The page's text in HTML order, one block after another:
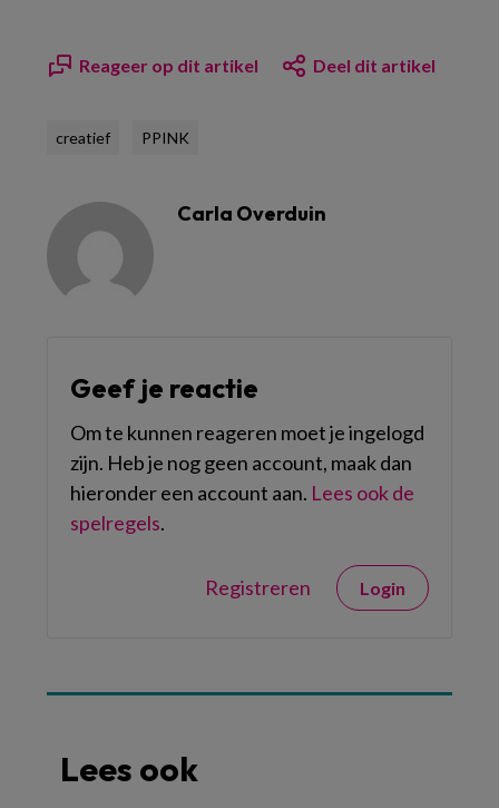
Reageer op dit artikel Deel dit artikel
creatief PPINK
Carla Overduin
Geef je reactie
Om te kunnen reageren moet je ingelogd
zijn. Heb je nog geen account, maak dan
hieronder een account aan. Lees ook de
spelregels.
Registreren Login
Lees ook